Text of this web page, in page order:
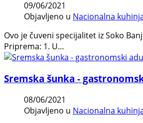
09/06/2021
Objavljeno u Nacionalna
Ovo je čuveni specijalitet iz Soko
Priprema: 1. U…
Sremska šunka -
08/06/2021
Objavljeno u Nacionalna